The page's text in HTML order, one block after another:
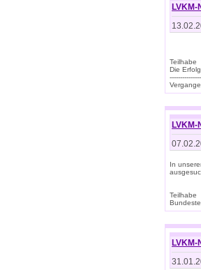
Teilhabe
Die
In
Teilhabe